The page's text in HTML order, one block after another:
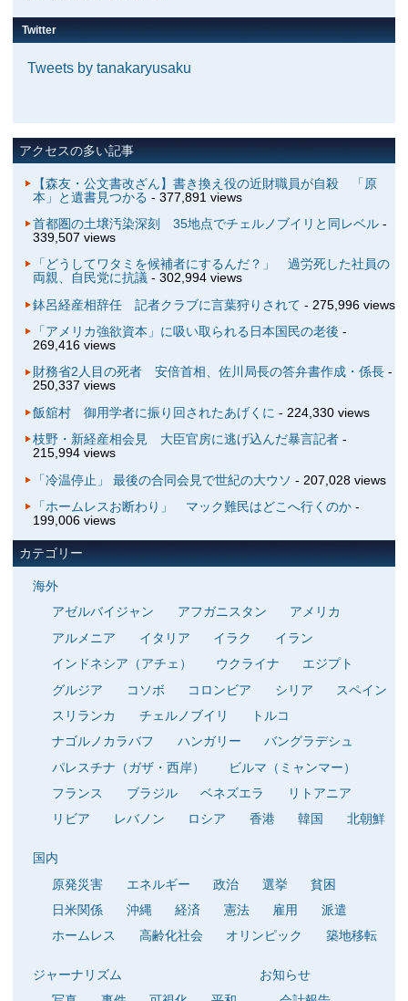
Twitter
Tweets by tanakaryusaku
アクセスの多い記事
【森友・公文書改ざん】書き換え役の近財職員が自殺 「原
本」と遺書見つかる - 377,891 views
首都圏の土壌汚染深刻 35地点でチェルノブイリと同レベル-
339,507 views
「どうしてワタミを候補者にするんだ？」 過労死した社員の
両親、自民党に抗議- 302,994 views
鉢呂経産相辞任 記者クラブに言葉狩りされて - 275,996 views
「アメリカ強欲資本」に吸い取られる日本国民の老後 -
269,416 views
財務省2人目の死者 安倍首相、佐川局長の答弁書作成・係長-
250,337 views
飯舘村 御用学者に振り回されたあげくに - 224,330 views
枝野・新経産相会見 大臣官房に逃げ込んだ暴言記者-
215,994 views
「冷温停止」 最後の合同会見で世紀の大ウソ - 207,028 views
「ホームレスお断わり」 マック難民はどこへ行くのか-
199,006 views
カテゴリー
海外
アゼルバイジャン
アフガニスタン
アメリカ
アルメニア
イタリア イラク
イラン
インドネシア（アチェ）
ウクライナ
エジプト
グルジア
コソボ コロンビア シリア
スペイン
スリランカ
チェルノブイリ
トルコ
ナゴルノカラバフ
ハンガリー
バングラデシュ
パレスチナ（ガザ・西岸）
ビルマ（ミャンマー）
フランス
ブラジル ベネズエラ
リトアニア
リビア
レバノン ロシア 香港 韓国 北朝鮮
国内
原発災害
エネルギー 政治 選挙
貧困
日米関係
沖縄 経済 憲法 雇用
派遣
ホームレス
高齢化社会 オリンピック 築地移転
ジャーナリズム
お知らせ